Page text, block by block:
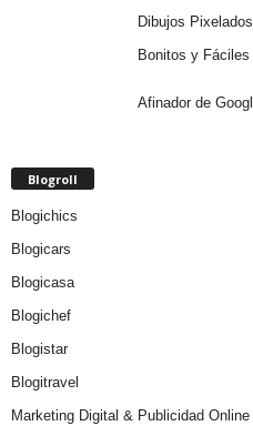
Dibujos
Bonitos y
Afinador de
Blogroll
Blogichics
Blogicars
Blogicasa
Blogichef
Blogistar
Blogitravel
Marketing Digital & Publicidad Online